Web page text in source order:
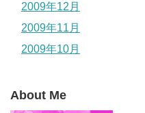
2009年12月
2009年11月
2009年10月
About Me